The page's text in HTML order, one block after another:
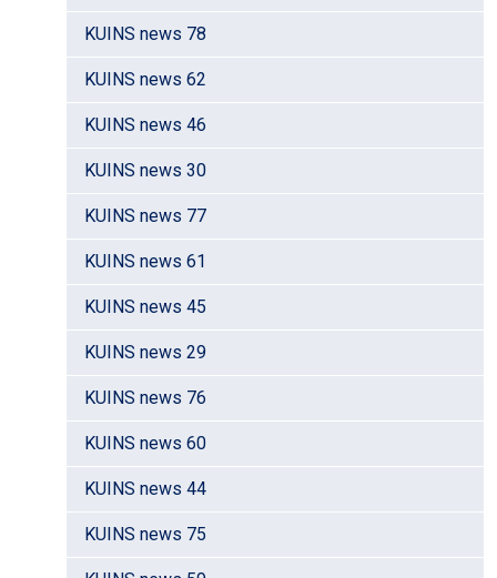
KUINS news 78
KUINS news 62
KUINS news 46
KUINS news 30
KUINS news 77
KUINS news 61
KUINS news 45
KUINS news 29
KUINS news 76
KUINS news 60
KUINS news 44
KUINS news 75